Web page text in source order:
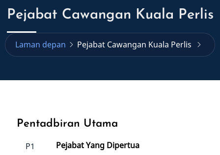
Pejabat Cawangan Kuala Perlis
Laman depan Pejabat Cawangan Kuala Perlis
Pentadbiran Utama
P1 Pejabat Yang Dipertua